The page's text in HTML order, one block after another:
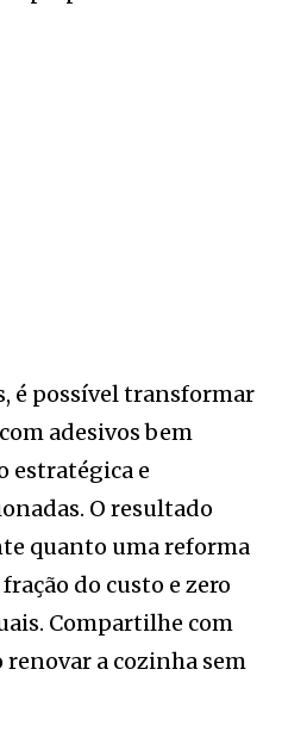
é possível transformar
adesivos bem
estratégica e
O resultado
quanto uma reforma
do custo e zero
Compartilhe com
a cozinha sem